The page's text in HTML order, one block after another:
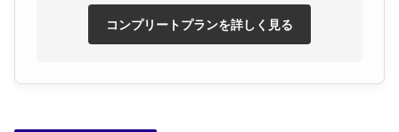
コンプリートプランを詳しく見る